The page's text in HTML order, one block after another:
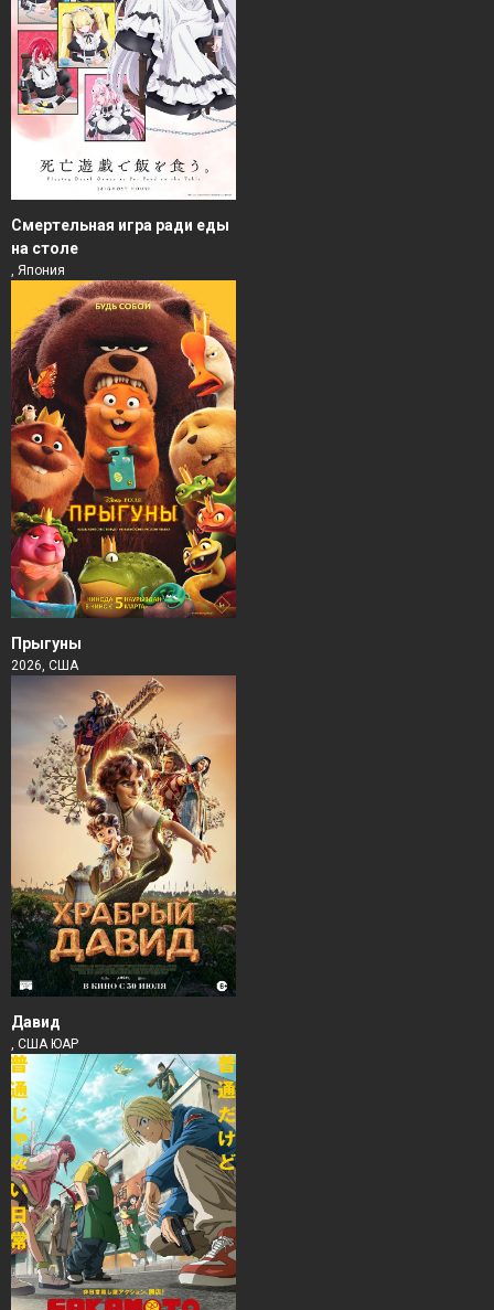
Смертельная игра ради еды
на столе
, Япония
Прыгуны
2026, США
Давид
, США ЮАР